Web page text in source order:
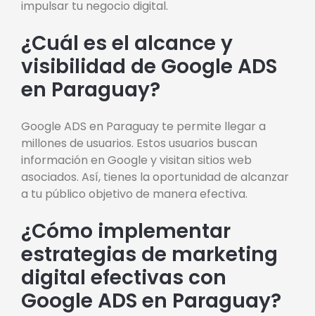
impulsar tu negocio digital.
¿Cuál es el alcance y
visibilidad de Google ADS
en Paraguay?
Google ADS en Paraguay te permite llegar a
millones de usuarios. Estos usuarios buscan
información en Google y visitan sitios web
asociados. Así, tienes la oportunidad de alcanzar
a tu público objetivo de manera efectiva.
¿Cómo implementar
estrategias de marketing
digital efectivas con
Google ADS en Paraguay?